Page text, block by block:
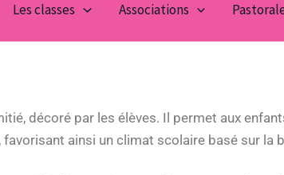
Les classes Associations
décoré par les élèves. Il permet aux
ainsi un climat scolaire basé sur la